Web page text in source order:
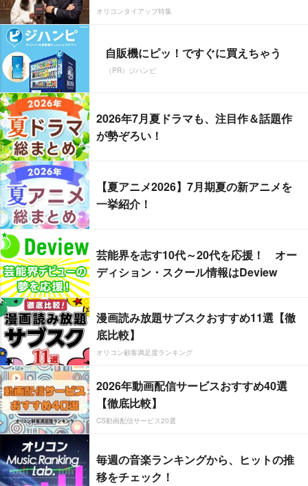
オリコンタイアップ特集
自販機にピッ！ですぐに買えちゃう
（PR）ジハンピ
2026年7月夏ドラマも、注目作＆話題作
が勢ぞろい！
【夏アニメ2026】7月期夏の新アニメを
一挙紹介！
芸能界を志す10代～20代を応援！ オー
ディション・スクール情報はDeview
漫画読み放題サブスクおすすめ11選【徹
底比較】
オリコン顧客満足度ランキング
2026年動画配信サービスおすすめ40選
【徹底比較】
CS動画配信サービス20選
毎週の音楽ランキングから、ヒットの推
移をチェック！